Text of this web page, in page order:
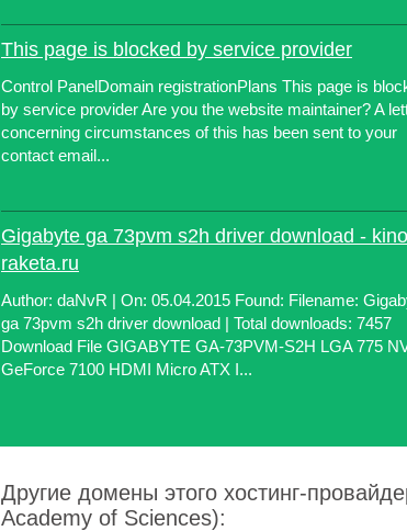
This page is blocked by service provider
Control PanelDomain registrationPlans This page is
by service provider Are you the website maintainer? A
concerning circumstances of this has been sent to your
contact email...
Gigabyte ga 73pvm s2h driver download -
raketa.ru
Author: daNvR | On: 05.04.2015 Found: Filename:
ga 73pvm s2h driver download | Total downloads: 7457
Download File GIGABYTE GA-73PVM-S2H LGA 775
GeForce 7100 HDMI Micro ATX I...
Другие домены этого хостинг-
Academy of Sciences):